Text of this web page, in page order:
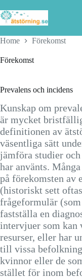
to
content
Home Förekomst
Förekomst
Prevalens och incidens
Kunskap om
är mycket
definitionen av
väsentliga sätt
jämföra studier
har använts.
på förekomsten av
(historiskt sett
frågeformulär
fastställa en
intervjuer som kan
resurser, eller har
till vissa
kvinnor eller de
stället för inom